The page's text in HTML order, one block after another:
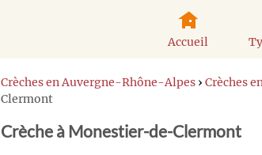
Accueil
Crèches en Auvergne-Rhône-Alpes › Crèches
Clermont
Crèche à Monestier-de-Clermont